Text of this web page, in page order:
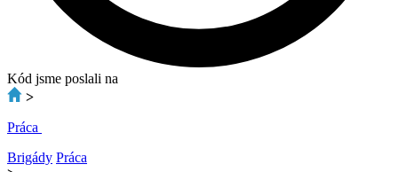
Kód jsme poslali na
>
Práca
Brigády Práca